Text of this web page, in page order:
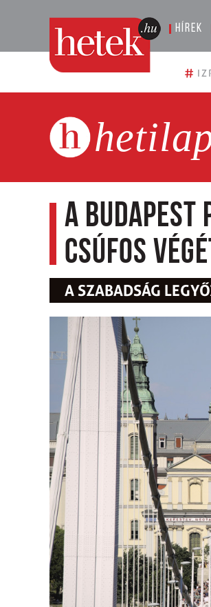
Hírek
#
A
csúfos
A SZABADSÁG